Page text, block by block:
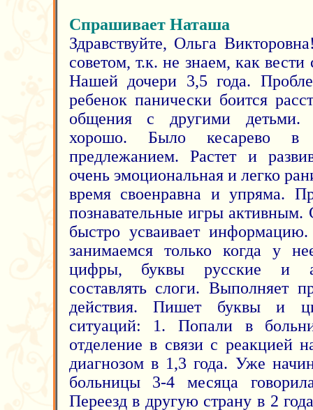
Спрашивает Наташа
Здравствуйте, Ольга
советом, т.к. не знаем, как
Нашей дочери 3,5 года.
ребенок панически боится
общения с другими детьми.
хорошо. Было кесарево в
предлежанием. Растет и
очень эмоциональная и легко
время своенравна и упряма.
познавательные игры активным.
быстро усваивает
занимаемся только когда у
цифры, буквы русские и
составлять слоги. Выполняет
действия. Пишет буквы и
ситуаций: 1. Попали в
отделение в связи с реакцией
диагнозом в 1,3 года. Уже
больницы 3-4 месяца
Переезд в другую страну в 2